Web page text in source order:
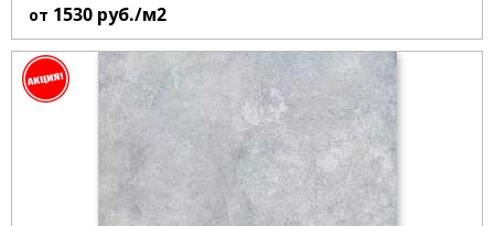
от 1530 руб./м2